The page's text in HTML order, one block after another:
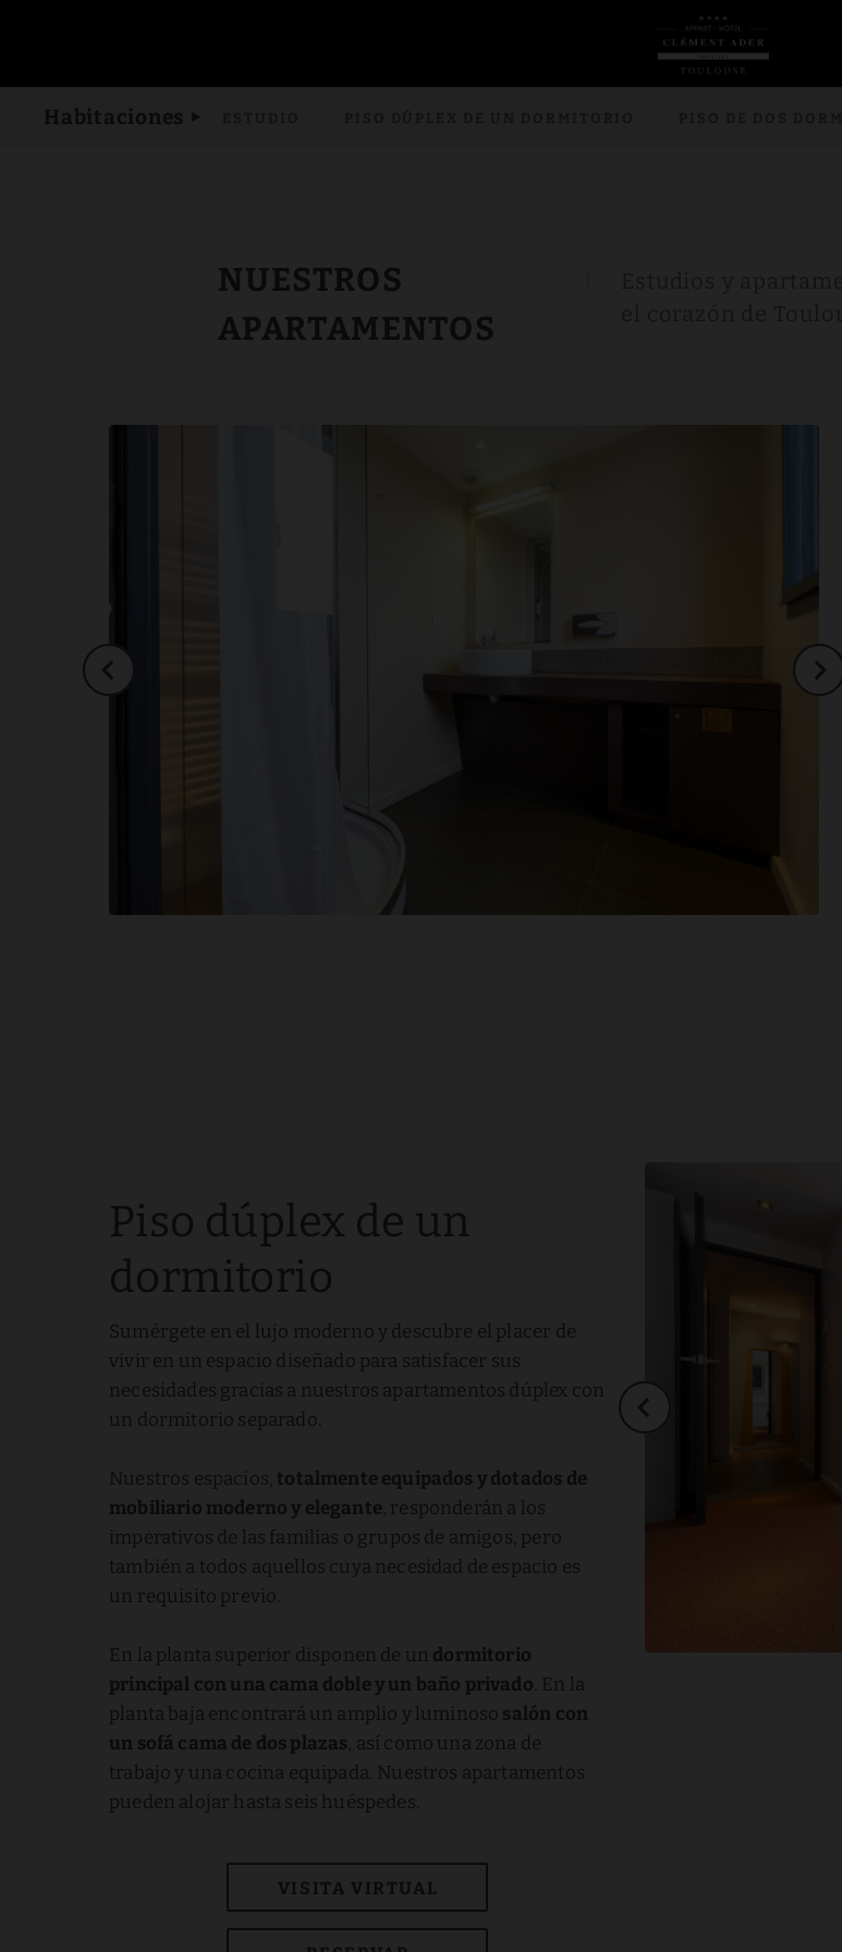
Apartamentos Equipados en Toulouse | Privilège Clément Ader
Habitaciones
NUESTROS
APARTAMENTOS
Piso dúplex de un
dormitorio
Sumérgete en el lujo moderno y descubre el placer de
vivir en un espacio diseñado para satisfacer sus
necesidades gracias a nuestros apartamentos dúplex con
un dormitorio separado.
Nuestros espacios, totalmente equipados y dotados de
mobiliario moderno y elegante, responderán a los
imperativos de las familias o grupos de amigos, pero
también a todos aquellos cuya necesidad de espacio es
un requisito previo.
En la planta superior disponen de un dormitorio
principal con una cama doble y un baño privado. En la
planta baja encontrará un amplio y luminoso salón con
un sofá cama de dos plazas, así como una zona de
trabajo y una cocina equipada. Nuestros apartamentos
pueden alojar hasta seis huéspedes.
VISITA VIRTUAL